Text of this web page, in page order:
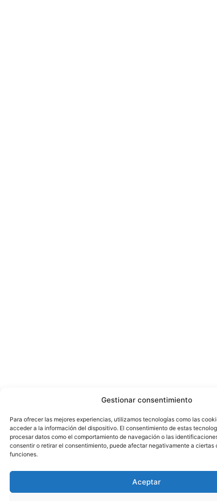
Gestionar consentimiento
Para ofrecer las mejores experiencias, utilizamos tecnologías como las
acceder a la información del dispositivo. El consentimiento de estas
procesar datos como el comportamiento de navegación o las
consentir o retirar el consentimiento, puede afectar negativamente a ciertas
funciones.
Aceptar